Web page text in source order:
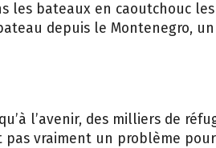
les bateaux en caoutchouc
depuis le Montenegro,
l’avenir, des milliers de
pas vraiment un problème